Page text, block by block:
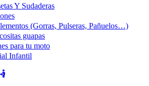
Y Sudaderas
(Gorras, Pulseras, Pañuelos…)
guapas
para tu moto
Infantil